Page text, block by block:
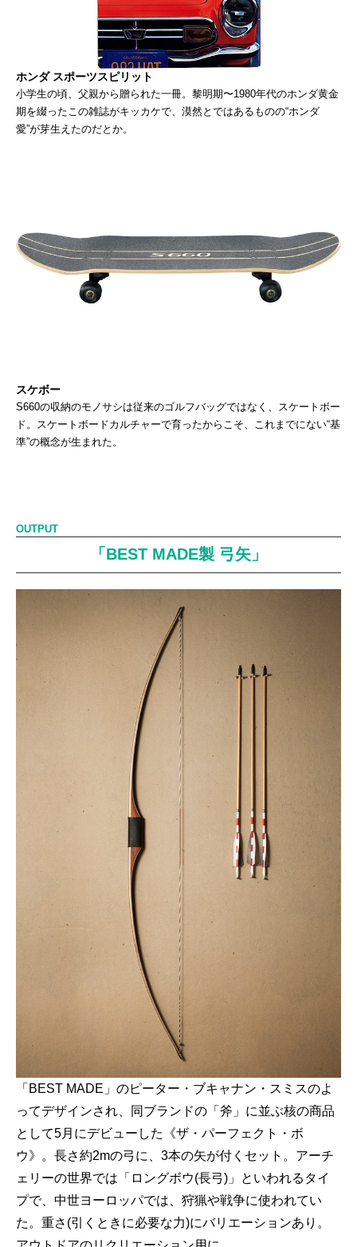
ホンダ スポーツスピリット
小学生の頃、父親から贈られた一冊。黎明期〜1980年代のホンダ黄金
期を綴ったこの雑誌がキッカケで、漠然とではあるものの“ホンダ
愛”が芽生えたのだとか。
スケボー
S660の収納のモノサシは従来のゴルフバッグではなく、スケートボー
ド。スケートボードカルチャーで育ったからこそ、これまでにない“基
準”の概念が生まれた。
OUTPUT
「BEST MADE製 弓矢」
「BEST MADE」のピーター・ブキャナン・スミスのよ
ってデザインされ、同ブランドの「斧」に並ぶ核の商品
として5月にデビューした《ザ・パーフェクト・ボ
ウ》。長さ約2mの弓に、3本の矢が付くセット。アーチ
ェリーの世界では「ロングボウ(長弓)」といわれるタイ
プで、中世ヨーロッパでは、狩猟や戦争に使われてい
た。重さ(引くときに必要な力)にバリエーションあり。